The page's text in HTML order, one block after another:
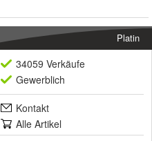
Platin
34059 Verkäufe
Gewerblich
Kontakt
Alle Artikel